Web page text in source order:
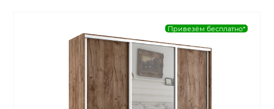
Привезём бесплатно*